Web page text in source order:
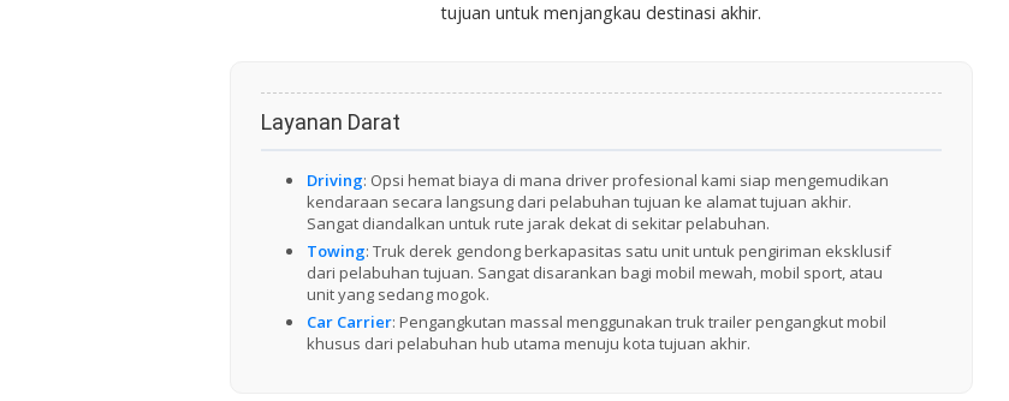
tujuan untuk menjangkau destinasi akhir.
Layanan Darat
Driving: Opsi hemat biaya di mana driver profesional kami siap mengemudikan
kendaraan secara langsung dari pelabuhan tujuan ke alamat tujuan akhir.
Sangat diandalkan untuk rute jarak dekat di sekitar pelabuhan.
Towing: Truk derek gendong berkapasitas satu unit untuk pengiriman eksklusif
dari pelabuhan tujuan. Sangat disarankan bagi mobil mewah, mobil sport, atau
unit yang sedang mogok.
Car Carrier: Pengangkutan massal menggunakan truk trailer pengangkut mobil
khusus dari pelabuhan hub utama menuju kota tujuan akhir.